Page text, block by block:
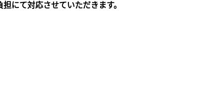
にて対応させていただきます。